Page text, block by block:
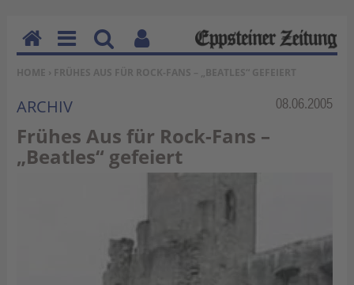
SIE BEFINDEN SICH HIER:
HOME › FRÜHES AUS FÜR ROCK-FANS – „BEATLES“ GEFEIERT
Rubrik:
ARCHIV 08.06.2005
Frühes Aus für Rock-Fans –
„Beatles“ gefeiert
H
o
m
e
M
en
u
Su
ch
Be
nu
un
kti
on